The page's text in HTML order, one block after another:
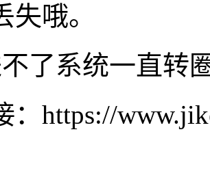
失哦。
了系统一直转
：https://